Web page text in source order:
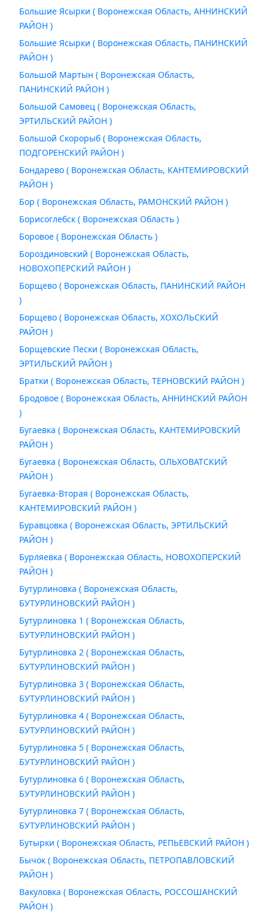
Большие Ясырки ( Воронежская Область, АННИНСКИЙ
РАЙОН )
Большие Ясырки ( Воронежская Область, ПАНИНСКИЙ
РАЙОН )
Большой Мартын ( Воронежская Область,
ПАНИНСКИЙ РАЙОН )
Большой Самовец ( Воронежская Область,
ЭРТИЛЬСКИЙ РАЙОН )
Большой Скорорыб ( Воронежская Область,
ПОДГОРЕНСКИЙ РАЙОН )
Бондарево ( Воронежская Область, КАНТЕМИРОВСКИЙ
РАЙОН )
Бор ( Воронежская Область, РАМОНСКИЙ РАЙОН )
Борисоглебск ( Воронежская Область )
Боровое ( Воронежская Область )
Бороздиновский ( Воронежская Область,
НОВОХОПЕРСКИЙ РАЙОН )
Борщево ( Воронежская Область, ПАНИНСКИЙ РАЙОН
)
Борщево ( Воронежская Область, ХОХОЛЬСКИЙ
РАЙОН )
Борщевские Пески ( Воронежская Область,
ЭРТИЛЬСКИЙ РАЙОН )
Братки ( Воронежская Область, ТЕРНОВСКИЙ РАЙОН )
Бродовое ( Воронежская Область, АННИНСКИЙ РАЙОН
)
Бугаевка ( Воронежская Область, КАНТЕМИРОВСКИЙ
РАЙОН )
Бугаевка ( Воронежская Область, ОЛЬХОВАТСКИЙ
РАЙОН )
Бугаевка-Вторая ( Воронежская Область,
КАНТЕМИРОВСКИЙ РАЙОН )
Буравцовка ( Воронежская Область, ЭРТИЛЬСКИЙ
РАЙОН )
Бурляевка ( Воронежская Область, НОВОХОПЕРСКИЙ
РАЙОН )
Бутурлиновка ( Воронежская Область,
БУТУРЛИНОВСКИЙ РАЙОН )
Бутурлиновка 1 ( Воронежская Область,
БУТУРЛИНОВСКИЙ РАЙОН )
Бутурлиновка 2 ( Воронежская Область,
БУТУРЛИНОВСКИЙ РАЙОН )
Бутурлиновка 3 ( Воронежская Область,
БУТУРЛИНОВСКИЙ РАЙОН )
Бутурлиновка 4 ( Воронежская Область,
БУТУРЛИНОВСКИЙ РАЙОН )
Бутурлиновка 5 ( Воронежская Область,
БУТУРЛИНОВСКИЙ РАЙОН )
Бутурлиновка 6 ( Воронежская Область,
БУТУРЛИНОВСКИЙ РАЙОН )
Бутурлиновка 7 ( Воронежская Область,
БУТУРЛИНОВСКИЙ РАЙОН )
Бутырки ( Воронежская Область, РЕПЬЕВСКИЙ РАЙОН )
Бычок ( Воронежская Область, ПЕТРОПАВЛОВСКИЙ
РАЙОН )
Вакуловка ( Воронежская Область, РОССОШАНСКИЙ
РАЙОН )